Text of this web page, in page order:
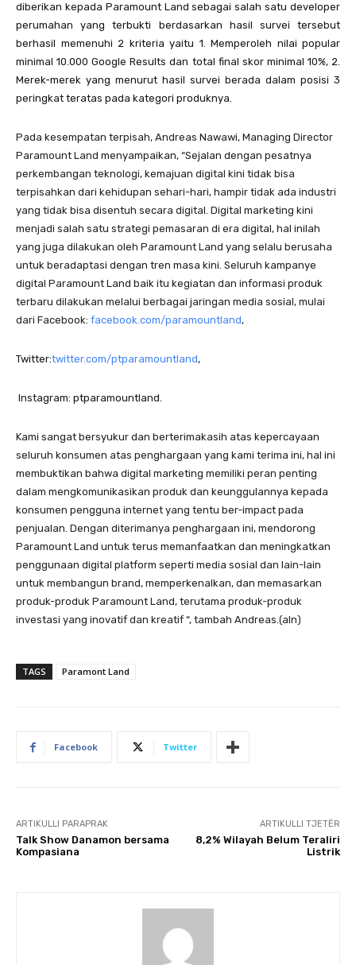
diberikan kepada Paramount Land sebagai salah satu developer
perumahan yang terbukti berdasarkan hasil survei tersebut
berhasil memenuhi 2 kriteria yaitu 1. Memperoleh nilai popular
minimal 10.000 Google Results dan total final skor minimal 10%, 2.
Merek-merek yang menurut hasil survei berada dalam posisi 3
peringkat teratas pada kategori produknya.
Pada kesempatan terpisah, Andreas Nawawi, Managing Director
Paramount Land menyampaikan, “Sejalan dengan pesatnya
perkembangan teknologi, kemajuan digital kini tidak bisa
terpisahkan dari kehidupan sehari-hari, hampir tidak ada industri
yang tidak bisa disentuh secara digital. Digital marketing kini
menjadi salah satu strategi pemasaran di era digital, hal inilah
yang juga dilakukan oleh Paramount Land yang selalu berusaha
untuk beradaptasi dengan tren masa kini. Seluruh kampanye
digital Paramount Land baik itu kegiatan dan informasi produk
terbaru dilakukan melalui berbagai jaringan media sosial, mulai
dari Facebook: facebook.com/paramountland,
Twitter:twitter.com/ptparamountland,
Instagram: ptparamountland.
Kami sangat bersyukur dan berterimakasih atas kepercayaan
seluruh konsumen atas penghargaan yang kami terima ini, hal ini
membuktikan bahwa digital marketing memiliki peran penting
dalam mengkomunikasikan produk dan keunggulannya kepada
konsumen pengguna internet yang tentu ber-impact pada
penjualan. Dengan diterimanya penghargaan ini, mendorong
Paramount Land untuk terus memanfaatkan dan meningkatkan
penggunaan digital platform seperti media sosial dan lain-lain
untuk membangun brand, memperkenalkan, dan memasarkan
produk-produk Paramount Land, terutama produk-produk
investasi yang inovatif dan kreatif “, tambah Andreas.(aln)
TAGS Paramont Land
Facebook Twitter
ARTIKULLI PARAPRAK
Talk Show Danamon bersama
Kompasiana
ARTIKULLI TJETËR
8,2% Wilayah Belum Teraliri
Listrik